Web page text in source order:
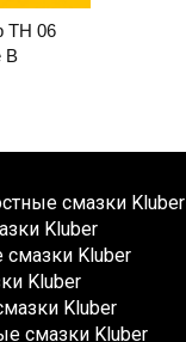
TH 06
B
смазки Kluber
Kluber
смазки Kluber
Kluber
Kluber
смазки Kluber